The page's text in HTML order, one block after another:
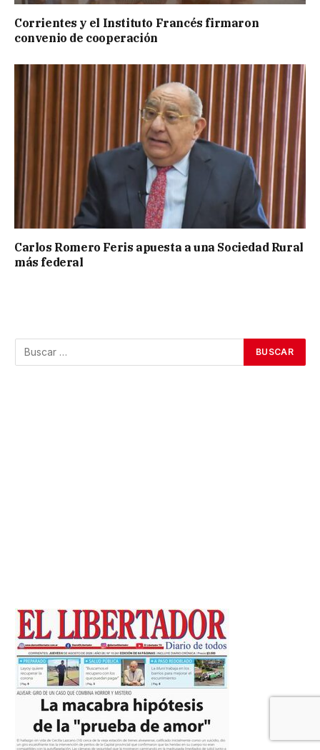
Corrientes y el Instituto Francés firmaron
convenio de cooperación
Carlos Romero Feris apuesta a una Sociedad Rural
más federal